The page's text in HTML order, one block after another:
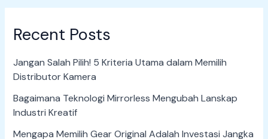
Recent Posts
Jangan Salah Pilih! 5 Kriteria Utama dalam Memilih
Distributor Kamera
Bagaimana Teknologi Mirrorless Mengubah Lanskap
Industri Kreatif
Mengapa Memilih Gear Original Adalah Investasi Jangka